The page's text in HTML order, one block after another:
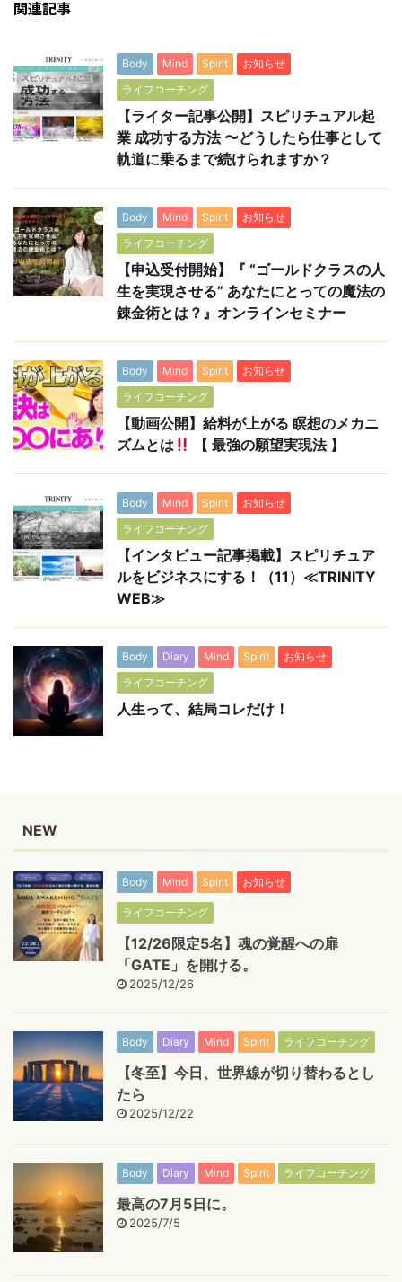
関連記事
Body Mind Spirit
お知らせ
ライフコーチング
【ライター記事公開】スピリチュアル起
業 成功する方法 〜どうしたら仕事として
軌道に乗るまで続けられますか？
Body Mind Spirit
お知らせ
ライフコーチング
【申込受付開始】『 “ゴールドクラスの人
生を実現させる” あなたにとっての魔法の
錬金術とは？』オンラインセミナー
Body Mind Spirit
お知らせ
ライフコーチング
【動画公開】給料が上がる 瞑想のメカニ
ズムとは
【 最強の願望実現法 】
Body Mind Spirit
お知らせ
ライフコーチング
【インタビュー記事掲載】スピリチュア
ルをビジネスにする！（11）≪TRINITY
WEB≫
Body Diary Mind Spirit
お知らせ
ライフコーチング
人生って、結局コレだけ！
NEW
Body Mind Spirit お知らせ
ライフコーチング
【12/26限定5名】魂の覚醒への扉
「GATE」を開ける。
2025/12/26
Body Diary Mind Spirit ライフコーチング
【冬至】今日、世界線が切り替わるとし
たら
2025/12/22
Body Diary Mind Spirit ライフコーチング
最高の7月5日に。
2025/7/5